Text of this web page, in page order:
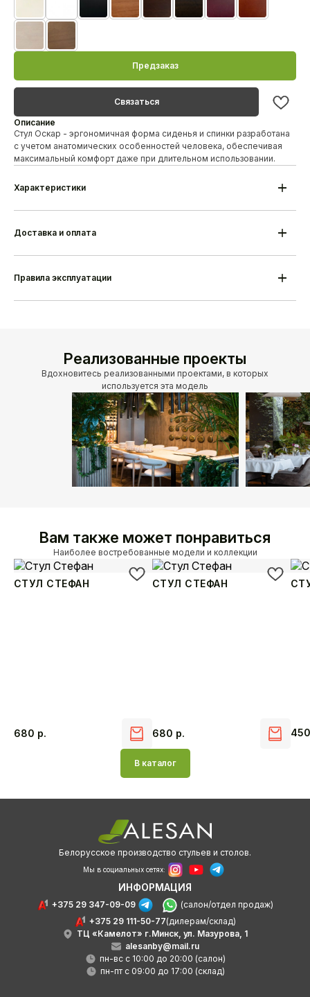
Белая эмальЧерная эмаль
Черешня лак
Предзаказ
Связаться
Описание
Стул Оскар - эргономичная форма сиденья и спинки разработана
с учетом анатомических особенностей человека, обеспечивая
максимальный комфорт даже при длительном использовании.
Характеристики
Высота
Ширина
Срок изготовления
Доставка и оплата
Правила эксплуатации
Реализованные проекты
Вдохновитесь реализованными проектами, в которых
используется эта модель
Вам также может понравиться
Наиболее востребованные модели и коллекции
СТУЛ СТЕФАН
680 р.
СТУЛ СТЕФАН
680 р.
В каталог
Белорусское производство стульев и столов.
Мы в социальных сетях:
ИНФОРМАЦИЯ
+375 29 347-09-09
(салон/отдел продаж)
+375 29 111-50-77(дилерам/склад)
ТЦ «Камелот» г.Минск, ул. Мазурова, 1
alesanby@mail.ru
пн-вс с 10:00 до 20:00 (салон)
пн-пт с 09:00 до 17:00 (склад)